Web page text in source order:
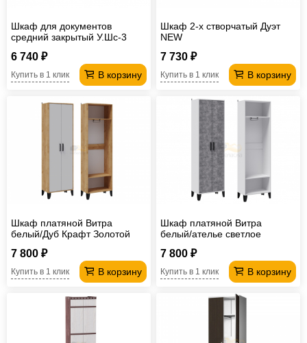
Шкаф для документов
средний закрытый У.Шс-3
6 740 ₽
В корзину
Купить в 1 клик
Шкаф 2-х створчатый Дуэт
NEW
7 730 ₽
В корзину
Купить в 1 клик
Шкаф платяной Витра
белый/Дуб Крафт Золотой
7 800 ₽
В корзину
Купить в 1 клик
Шкаф платяной Витра
белый/ателье светлое
7 800 ₽
В корзину
Купить в 1 клик